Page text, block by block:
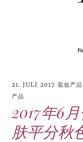
21. JULI 2017 底妆产品
产品
2017年6
肤平分秋